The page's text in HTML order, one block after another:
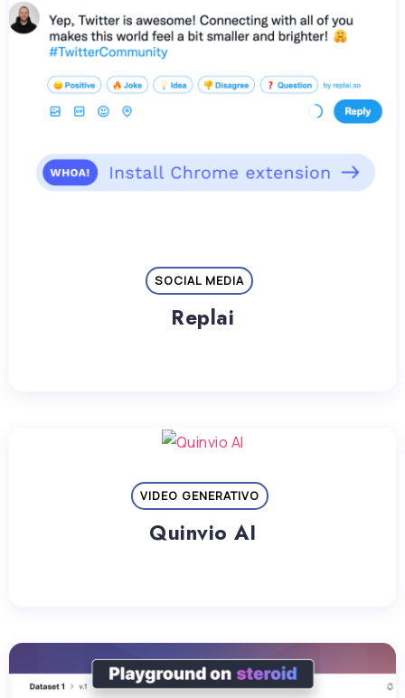
SOCIAL MEDIA
Replai
VIDEO GENERATIVO
Quinvio AI